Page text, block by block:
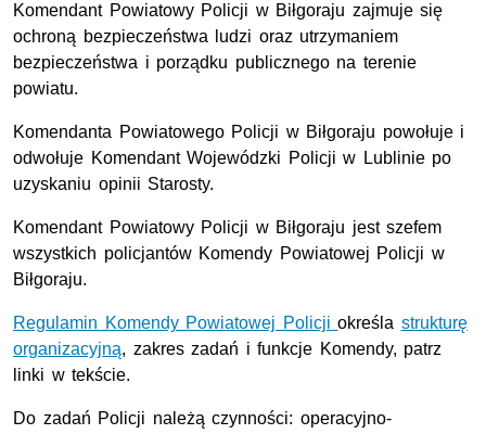
Komendant Powiatowy Policji w Biłgoraju zajmuje się
ochroną bezpieczeństwa ludzi oraz utrzymaniem
bezpieczeństwa i porządku publicznego na terenie
powiatu.
Komendanta Powiatowego Policji w Biłgoraju powołuje i
odwołuje Komendant Wojewódzki Policji w Lublinie po
uzyskaniu opinii Starosty.
Komendant Powiatowy Policji w Biłgoraju jest szefem
wszystkich policjantów Komendy Powiatowej Policji w
Biłgoraju.
Regulamin Komendy Powiatowej Policjiokreśla strukturę
organizacyjną, zakres zadań i funkcje Komendy, patrz
linki w tekście.
Do zadań Policji należą czynności: operacyjno-